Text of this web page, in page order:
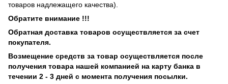
товаров надлежащего качества).
Обратите внимание !!!
Обратная доставка товаров осуществляется за счет
покупателя.
Возмещение средств за товар осуществляется после
получения товара нашей компанией на карту банка в
течении 2 - 3 дней с момента получения посылки.